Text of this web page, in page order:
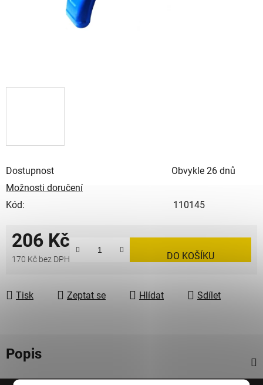
Dostupnost
Obvykle 26 dnů
Možnosti doručení
Kód:
110145
206 Kč
170 Kč bez DPH DO KOŠÍKU
Tisk Zeptat se Hlídat Sdílet
Popis